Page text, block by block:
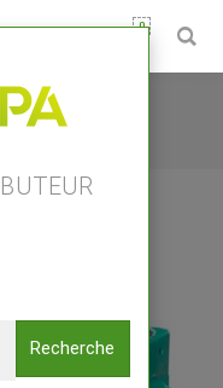
0
Elevage
Recherche